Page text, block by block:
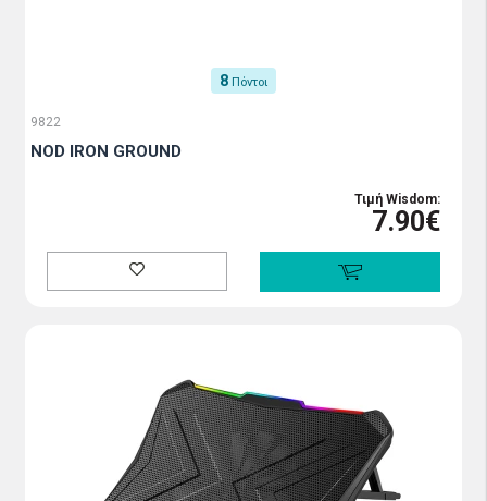
8 Πόντοι
9822
NOD IRON GROUND
Τιμή Wisdom:
7.90€